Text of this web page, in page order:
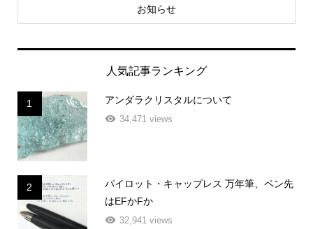
お知らせ
人気記事ランキング
1 アンダラクリスタルについて
34,471 views
2
パイロット・キャップレス 万年筆、ペン先
はEFかFか
32,941 views